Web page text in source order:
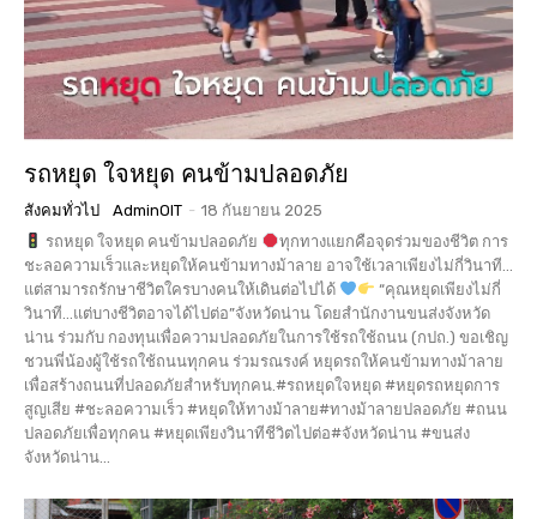
รถหยุด ใจหยุด คนข้ามปลอดภัย
สังคมทั่วไป AdminOIT - 18 กันยายน 2025
รถหยุด ใจหยุด คนข้ามปลอดภัย
ทุกทางแยกคือจุดร่วมของชีวิต การ
ชะลอความเร็วและหยุดให้คนข้ามทางม้าลาย อาจใช้เวลาเพียงไม่กี่วินาที...
แต่สามารถรักษาชีวิตใครบางคนให้เดินต่อไปได้
“คุณหยุดเพียงไม่กี่
วินาที…แต่บางชีวิตอาจได้ไปต่อ”จังหวัดน่าน โดยสำนักงานขนส่งจังหวัด
น่าน ร่วมกับ กองทุนเพื่อความปลอดภัยในการใช้รถใช้ถนน (กปถ.) ขอเชิญ
ชวนพี่น้องผู้ใช้รถใช้ถนนทุกคน ร่วมรณรงค์ หยุดรถให้คนข้ามทางม้าลาย
เพื่อสร้างถนนที่ปลอดภัยสำหรับทุกคน.#รถหยุดใจหยุด #หยุดรถหยุดการ
สูญเสีย #ชะลอความเร็ว #หยุดให้ทางม้าลาย#ทางม้าลายปลอดภัย #ถนน
ปลอดภัยเพื่อทุกคน #หยุดเพียงวินาทีชีวิตไปต่อ#จังหวัดน่าน #ขนส่ง
จังหวัดน่าน...